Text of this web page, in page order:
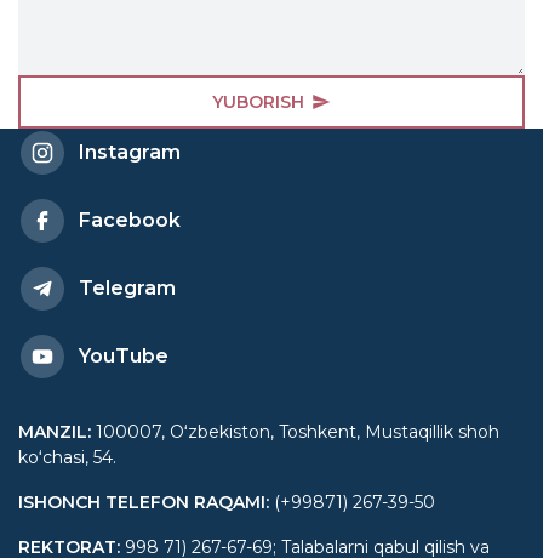
YUBORISH
Instagram
Facebook
Telegram
YouTube
MANZIL: 100007, Oʻzbekiston, Toshkent, Mustaqillik shoh
koʻchasi, 54.
ISHONCH TELEFON RAQAMI: (+99871) 267-39-50
REKTORAT: 998 71) 267-67-69; Talabalarni qabul qilish va